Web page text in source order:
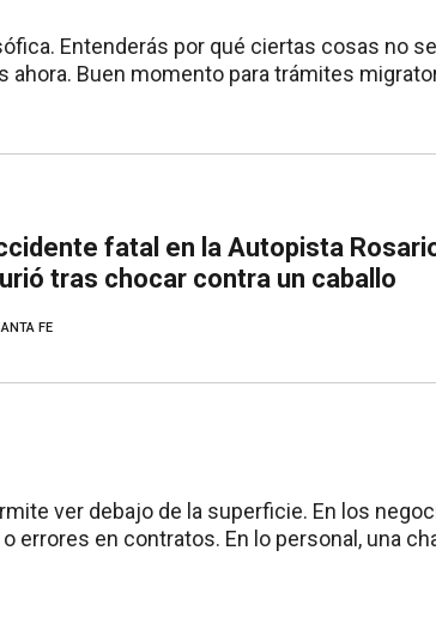
Entenderás por qué ciertas cosas no
ahora. Buen momento para trámites
fatal en la Autopista
tras chocar contra un caballo
FE
ver debajo de la superficie. En los
errores en contratos. En lo personal, una